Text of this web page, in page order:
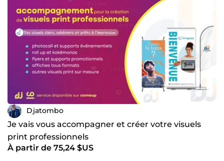
Djatombo
Je vais vous accompagner et créer votre visuels
print professionnels
À partir de 75,24 $US